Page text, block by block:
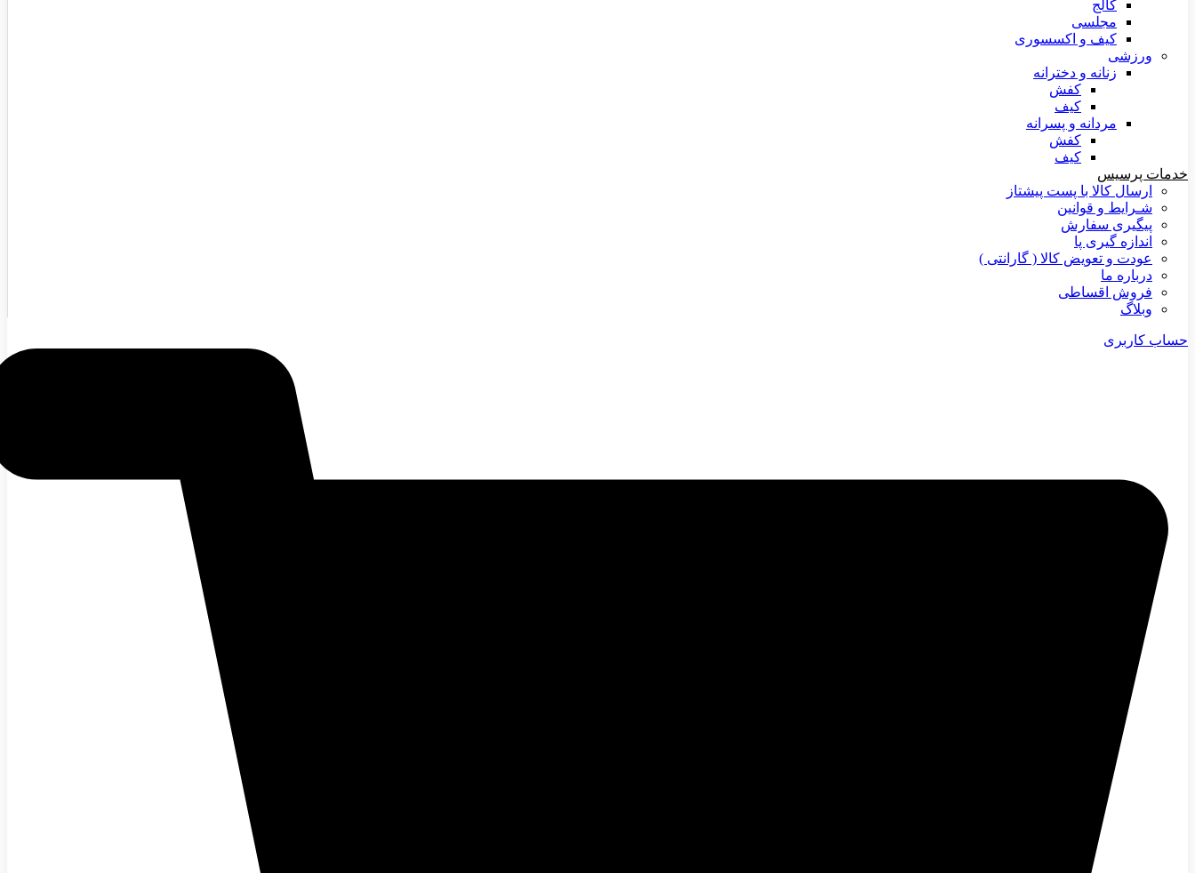
کالج
مجلسی
کیف و اکسسوری
ورزشی
زنانه و دخترانه
کفش
کیف
مردانه و پسرانه
کفش
کیف
خدمات پرسیس
ارسال کالا با پست پیشتاز
شـرایط و قوانین
پیگیری سفارش
اندازه گیری پا
عودت و تعویض کالا ( گارانتی )
درباره ما
فروش اقساطی
وبلاگ
حساب کاربری